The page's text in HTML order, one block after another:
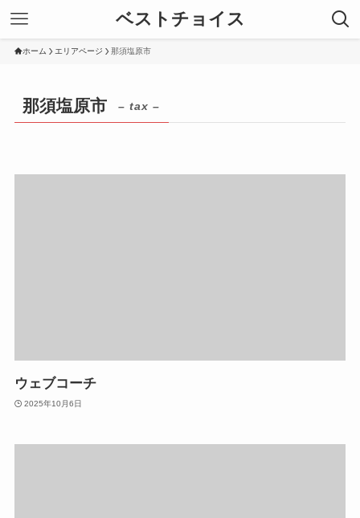
ベストチョイス
ホーム エリアページ 那須塩原市
那須塩原市 – tax –
ウェブコーチ
2025年10月6日